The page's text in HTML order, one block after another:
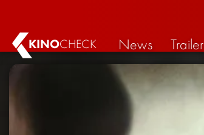
KINOCHECK News Trailer